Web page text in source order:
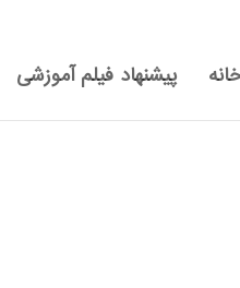
پیشنهاد فیلم آموزشی